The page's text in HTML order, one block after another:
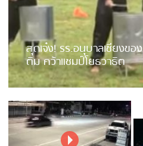
สุดเจ๋ง! รร.อนุบาลเชียงข
ติม คว้าแชมป์โยธวาธิต